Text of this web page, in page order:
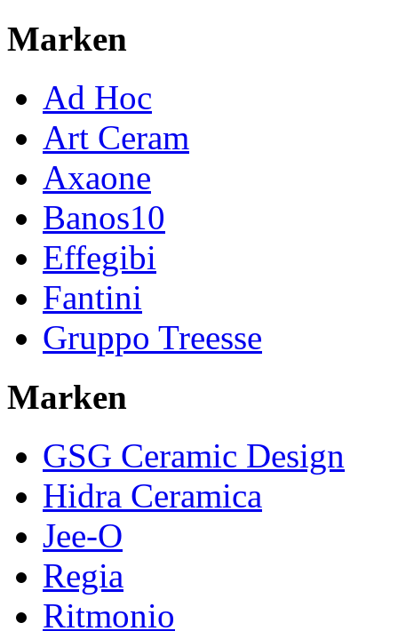
Marken
Ad Hoc
Art Ceram
Axaone
Banos10
Effegibi
Fantini
Gruppo Treesse
Marken
GSG Ceramic Design
Hidra Ceramica
Jee-O
Regia
Ritmonio